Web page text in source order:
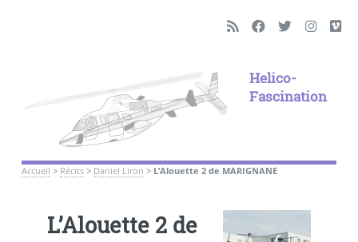
Helico-
Fascination
Accueil > Récits> Daniel Liron > L’Alouette 2 de MARIGNANE
L’Alouette 2 de